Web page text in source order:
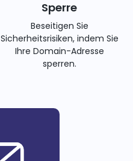
Sperre
Beseitigen Sie
Sicherheitsrisiken, indem Sie
Ihre Domain-Adresse
sperren.